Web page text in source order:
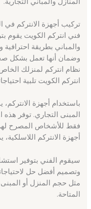
تركيب أجهزة الانتركم في
فني انتركم الكويت يقوم
والمباني بطريقة
وضمان أنها تعمل بشكل
نظام انتركم لمنزلك
انتركم الكويت تلبية
باستخدام أجهزة
المبنى التجاري. توفر هذه
فقط للأشخاص المصرح
أجهزة الانتركم
سيقوم الفني بتوفير
وتصميم أفضل حل
مثل حجم المنزل أو
المتاحة.